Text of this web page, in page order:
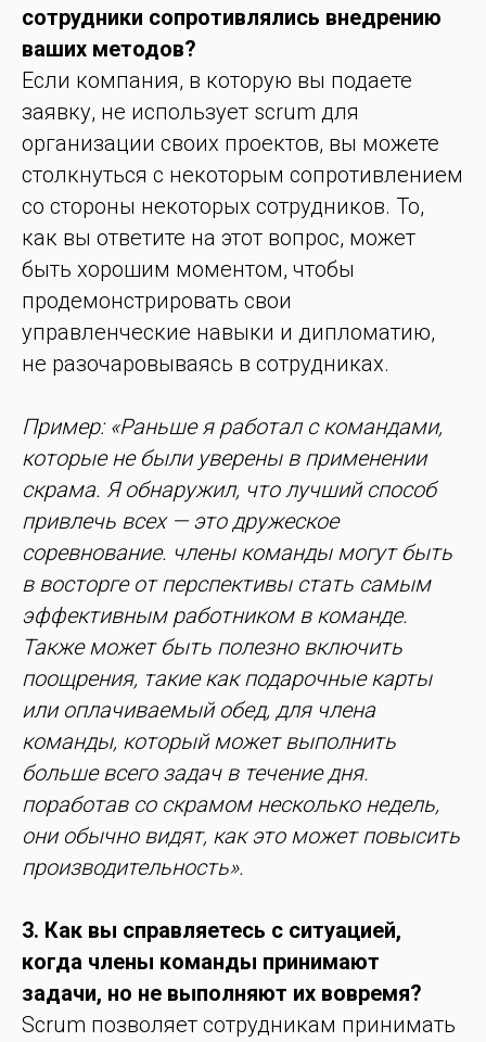
сотрудники сопротивлялись внедрению
ваших методов?
Если компания, в которую вы подаете
заявку, не использует scrum для
организации своих проектов, вы можете
столкнуться с некоторым сопротивлением
со стороны некоторых сотрудников. То,
как вы ответите на этот вопрос, может
быть хорошим моментом, чтобы
продемонстрировать свои
управленческие навыки и дипломатию,
не разочаровываясь в сотрудниках.
Пример: «Раньше я работал с командами,
которые не были уверены в применении
скрама. Я обнаружил, что лучший способ
привлечь всех — это дружеское
соревнование. члены команды могут быть
в восторге от перспективы стать самым
эффективным работником в команде.
Также может быть полезно включить
поощрения, такие как подарочные карты
или оплачиваемый обед, для члена
команды, который может выполнить
больше всего задач в течение дня.
поработав со скрамом несколько недель,
они обычно видят, как это может повысить
производительность».
3. Как вы справляетесь с ситуацией,
когда члены команды принимают
задачи, но не выполняют их вовремя?
Scrum позволяет сотрудникам принимать